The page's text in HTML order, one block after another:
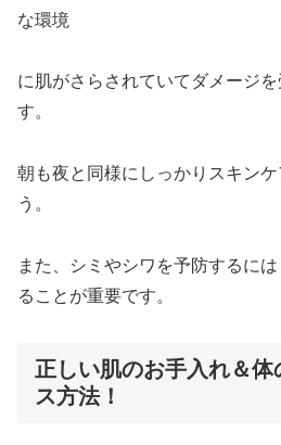
な環境
に肌がさらされていてダメージ
す。
朝も夜と同様にしっかりスキン
う。
また、シミやシワを予防するに
ることが重要です。
正しい肌のお手入れ＆
ス方法！